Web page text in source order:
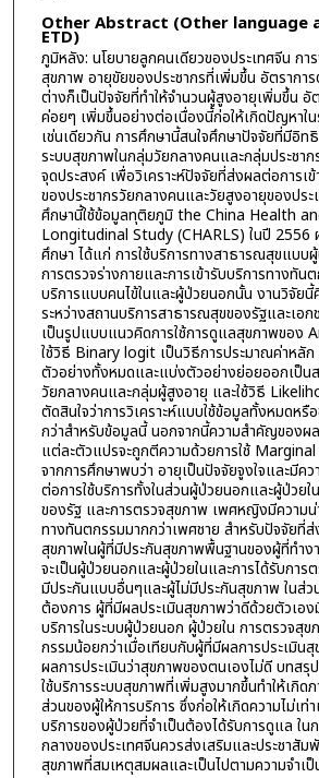
Other Abstract (Other language
ETD)
ภูมิหลัง: นโยบายลูกคนเดียวของประเทศจีน ก
สุขภาพ อายุขัยของประชากรที่เพิ่มขึ้น อัตราก
ต่างก็เป็นปัจจัยที่ทำให้จำนวนผู้สูงอายุเพิ่มขึ้น
ค่อยๆ เพิ่มขึ้นอย่างต่อเนื่องนี้ก่อให้เกิดปัญหาใ
เช่นเดียวกัน การศึกษานี้สนใจศึกษาปัจจัยที่มีอิท
ระบบสุขภาพในกลุ่มวัยกลางคนและกลุ่มประชาก
จุดประสงค์ เพื่อวิเคราะห์ปัจจัยที่ส่งผลต่อการเข้
ของประชากรวัยกลางคนและวัยสูงอายุของปร
ศึกษานี้ใช้ข้อมูลทุติยภูมิ the China Health
Longitudinal Study (CHARLS) ในปี 2556
ศึกษา ได้แก่ การใช้บริการทางสาธารณสุขแบบ
การตรวจร่างกายและการเข้ารับบริการทางทัน
บริการแบบคนไข้ในและผู้ป่วยนอกนั้น งานวิจัยนี้
ระหว่างสถานบริการสาธารณสุขของรัฐและเอ
เป็นรูปแบบแนวคิดการใช้การดูแลสุขภาพของ
ใช้วิธี Binary logit เป็นวิธีการประมาณค่าหลัก
ตัวอย่างทั้งหมดและแบ่งตัวอย่างย่อยออกเป็น
วัยกลางคนและกลุ่มผู้สูงอายุ และใช้วิธี
ตัดสินใจว่าการวิเคราะห์แบบใช้ข้อมูลทั้งหมดหรื
กว่าสำหรับข้อมูลนี้ นอกจากนี้ความสำคัญของผ
แต่ละตัวแปรจะถูกตีความด้วยการใช้
จากการศึกษาพบว่า อายุเป็นปัจจัยจูงใจและมีค
ต่อการใช้บริการทั้งในส่วนผู้ป่วยนอกและผู้ป่วย
ของรัฐ และการตรวจสุขภาพ เพศหญิงมีความน่
ทางทันตกรรมมากกว่าเพศชาย สำหรับปัจจัยที่ส่
สุขภาพในผู้ที่มีประกันสุขภาพพื้นฐานของผู้ที่ทำง
จะเป็นผู้ป่วยนอกและผู้ป่วยในและการได้รับการ
มีประกันแบบอื่นๆและผู้ไม่มีประกันสุขภาพ ในส่
ต้องการ ผู้ที่มีผลประเมินสุขภาพว่าดีด้วยตัวเอง
บริการในระบบผู้ป่วยนอก ผู้ป่วยใน การตรวจสุ
กรรมน้อยกว่าเมื่อเทียบกับผู้ที่มีผลการประเมิน
ผลการประเมินว่าสุขภาพของตนเองไม่ดี บทสรุ
ใช้บริการระบบสุขภาพที่เพิ่มสูงมากขึ้นทำให้เกิด
ส่วนของผู้ให้การบริการ ซึ่งก่อให้เกิดความไม่เท่
บริการของผู้ป่วยที่จำเป็นต้องได้รับการดูแล ใ
กลางของประเทศจีนควรส่งเสริมและประชาสัม
สุขภาพที่สมเหตุสมผลและเป็นไปตามความจำเ